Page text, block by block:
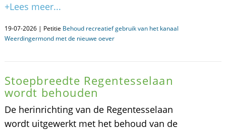
+Lees meer...
19-07-2026 | Petitie Behoud recreatief gebruik van het kanaal
Weerdingermond met de nieuwe oever
Stoepbreedte Regentesselaan
wordt behouden
De herinrichting van de Regentesselaan
wordt uitgewerkt met het behoud van de